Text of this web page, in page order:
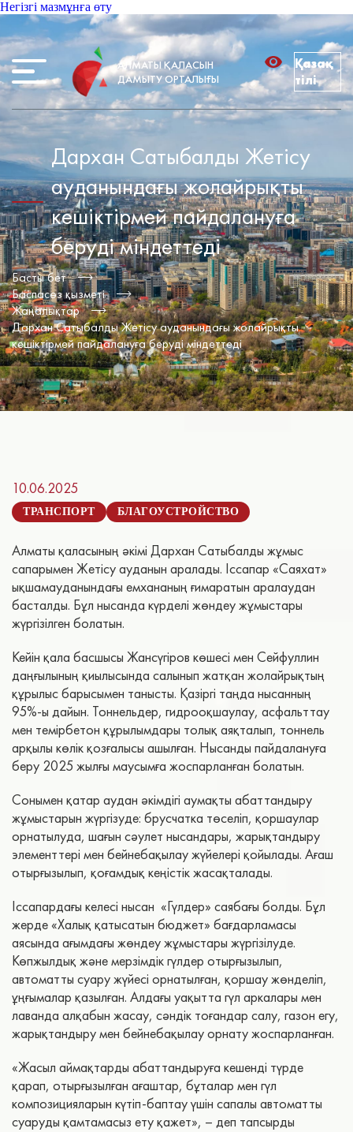
Негізгі мазмұнға өту
АЛМАТЫ ҚАЛАСЫН
ДАМЫТУ ОРТАЛЫҒЫ
Қазақ
тілі
Дархан Сатыбалды Жетісу
ауданындағы жолайрықты
кешіктірмей пайдалануға
беруді міндеттеді
Басты бет
Баспасөз қызметі
Жаңалықтар
Дархан Сатыбалды Жетісу ауданындағы жолайрықты
кешіктірмей пайдалануға беруді міндеттеді
10.06.2025
ТРАНСПОРТ БЛАГОУСТРОЙСТВО
Алматы қаласының әкімі Дархан Сатыбалды жұмыс
сапарымен Жетісу ауданын аралады. Іссапар «Саяхат»
ықшамауданындағы емхананың ғимаратын аралаудан
басталды. Бұл нысанда күрделі жөндеу жұмыстары
жүргізілген болатын.
Кейін қала басшысы Жансүгіров көшесі мен Сейфуллин
даңғылының қиылысында салынып жатқан жолайрықтың
құрылыс барысымен танысты. Қазіргі таңда нысанның
95%-ы дайын. Тоннельдер, гидрооқшаулау, асфальттау
мен темірбетон құрылымдары толық аяқталып, тоннель
арқылы көлік қозғалысы ашылған. Нысанды пайдалануға
беру 2025 жылғы маусымға жоспарланған болатын.
Сонымен қатар аудан әкімдігі аумақты абаттандыру
жұмыстарын жүргізуде: брусчатка төселіп, қоршаулар
орнатылуда, шағын сәулет нысандары, жарықтандыру
элементтері мен бейнебақылау жүйелері қойылады. Ағаш
отырғызылып, қоғамдық кеңістік жасақталады.
Іссапардағы келесі нысан «Гүлдер» саябағы болды. Бұл
жерде «Халық қатысатын бюджет» бағдарламасы
аясында ағымдағы жөндеу жұмыстары жүргізілуде.
Көпжылдық және мерзімдік гүлдер отырғызылып,
автоматты суару жүйесі орнатылған, қоршау жөнделіп,
ұңғымалар қазылған. Алдағы уақытта гүл аркалары мен
лаванда алқабын жасау, сәндік тоғандар салу, газон егу,
жарықтандыру мен бейнебақылау орнату жоспарланған.
«Жасыл аймақтарды абаттандыруға кешенді түрде
қарап, отырғызылған ағаштар, бұталар мен гүл
композицияларын күтіп-баптау үшін сапалы автоматты
суаруды қамтамасыз ету қажет», – деп тапсырды